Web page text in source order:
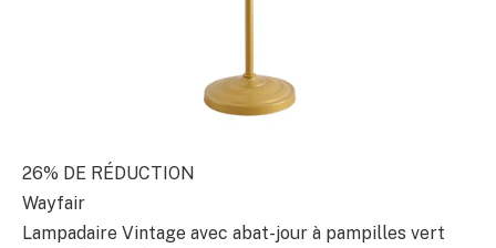
26% DE RÉDUCTION
Wayfair
Lampadaire Vintage avec abat-jour à pampilles vert